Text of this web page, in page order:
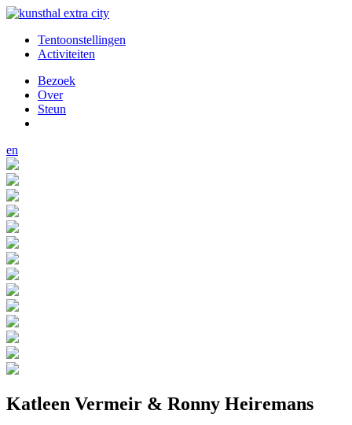
Tentoonstellingen
Activiteiten
Bezoek
Over
Steun
en
Katleen Vermeir & Ronny Heiremans